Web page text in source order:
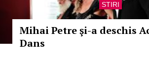
STIRI
Mihai Petre şi-a deschis
Dans